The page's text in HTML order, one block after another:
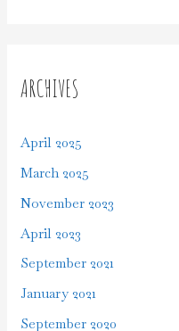
ARCHIVES
April 2025
March 2025
November 2023
April 2023
September 2021
January 2021
September 2020